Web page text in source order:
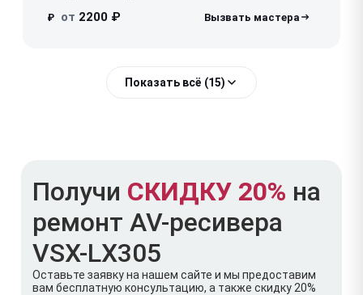
₽ от 2200 ₽
Показать всё (15)
Получи СКИДКУ 20% на
ремонт AV-ресивера
VSX-LX305
Оставьте заявку на нашем сайте и мы предоставим
вам бесплатную консультацию, а также скидку 20%